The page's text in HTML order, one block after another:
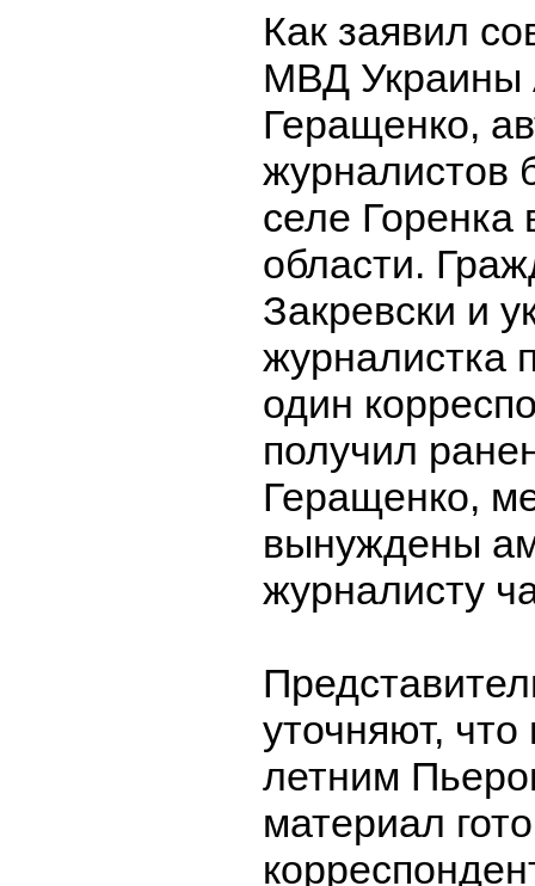
Как заявил
МВД Украины
Геращенко,
журналистов
селе Горенка
области.
Закревски и
журналистка
один
получил
Геращенко,
вынуждены
журналисту
уточняют,
летним
материал